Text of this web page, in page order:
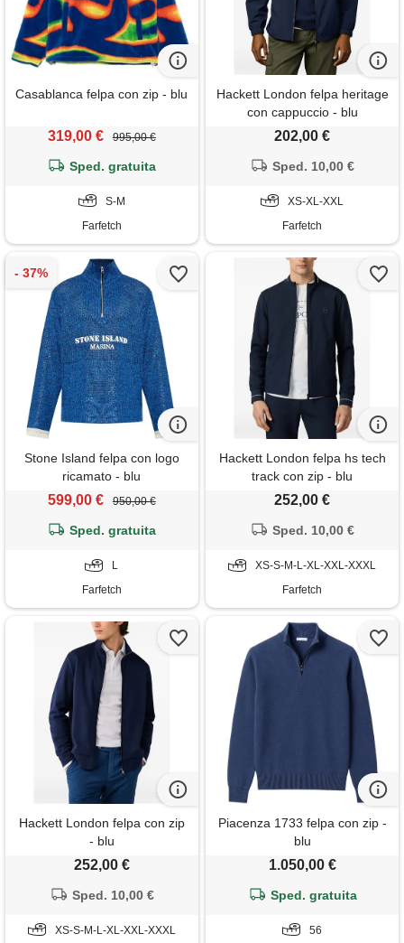
Casablanca felpa con zip - blu
319,00 € 995,00 €
Sped. gratuita
S-M
Farfetch
Hackett London felpa heritage
con cappuccio - blu
202,00 €
Sped. 10,00 €
XS-XL-XXL
Farfetch
Stone Island felpa con logo
ricamato - blu
599,00 € 950,00 €
Sped. gratuita
L
Farfetch
Hackett London felpa hs tech
track con zip - blu
252,00 €
Sped. 10,00 €
XS-S-M-L-XL-XXL-XXXL
Farfetch
Hackett London felpa con zip
- blu
252,00 €
Sped. 10,00 €
XS-S-M-L-XL-XXL-XXXL
Piacenza 1733 felpa con zip -
blu
1.050,00 €
Sped. gratuita
56